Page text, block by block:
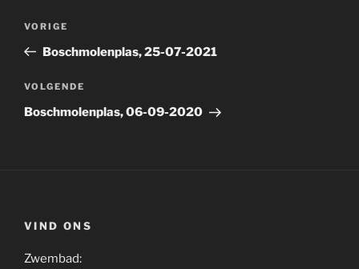
Vorig
bericht
VORIGE
Boschmolenplas, 25-07-2021
Volgend
bericht
VOLGENDE
Boschmolenplas, 06-09-2020
VIND ONS
Zwembad: